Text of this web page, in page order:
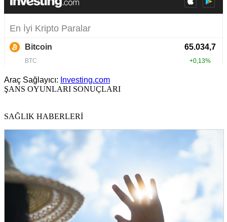
Araç Sağlayıcı: Investing.com
ŞANS OYUNLARI SONUÇLARI
SAĞLIK HABERLERİ